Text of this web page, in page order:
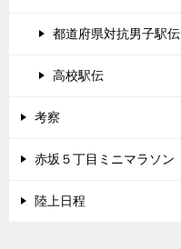
都道府県対抗男子駅伝
高校駅伝
考察
赤坂５丁目ミニマラソン
陸上日程